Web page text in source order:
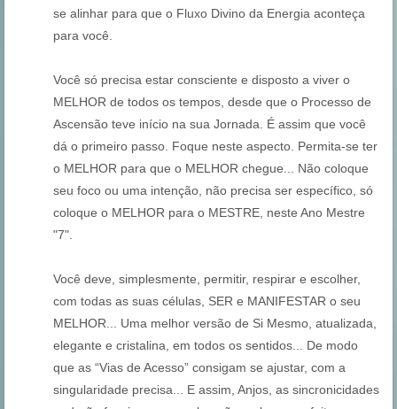
se alinhar para que o Fluxo Divino da Energia aconteça
para você.
Você só precisa estar consciente e disposto a viver o
MELHOR de todos os tempos, desde que o Processo de
Ascensão teve início na sua Jornada. É assim que você
dá o primeiro passo. Foque neste aspecto. Permita-se ter
o MELHOR para que o MELHOR chegue... Não coloque
seu foco ou uma intenção, não precisa ser específico, só
coloque o MELHOR para o MESTRE, neste Ano Mestre
"7".
Você deve, simplesmente, permitir, respirar e escolher,
com todas as suas células, SER e MANIFESTAR o seu
MELHOR... Uma melhor versão de Si Mesmo, atualizada,
elegante e cristalina, em todos os sentidos... De modo
que as “Vias de Acesso” consigam se ajustar, com a
singularidade precisa... E assim, Anjos, as sincronicidades